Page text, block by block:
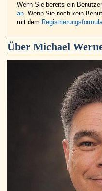
Wenn Sie bereits ein
an . Wenn Sie noch kein
mit dem
Über Michael